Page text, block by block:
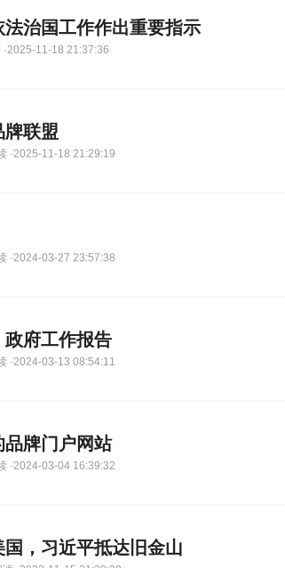
治国工作作出重要指示
·2025-11-18 21:37:36
牌联盟
·2025-11-18 21:29:19
·2024-03-27 23:57:38
府工作报告
·2024-03-13 08:54:11
牌门户网站
·2024-03-04 16:39:32
国，习近平抵达旧金山